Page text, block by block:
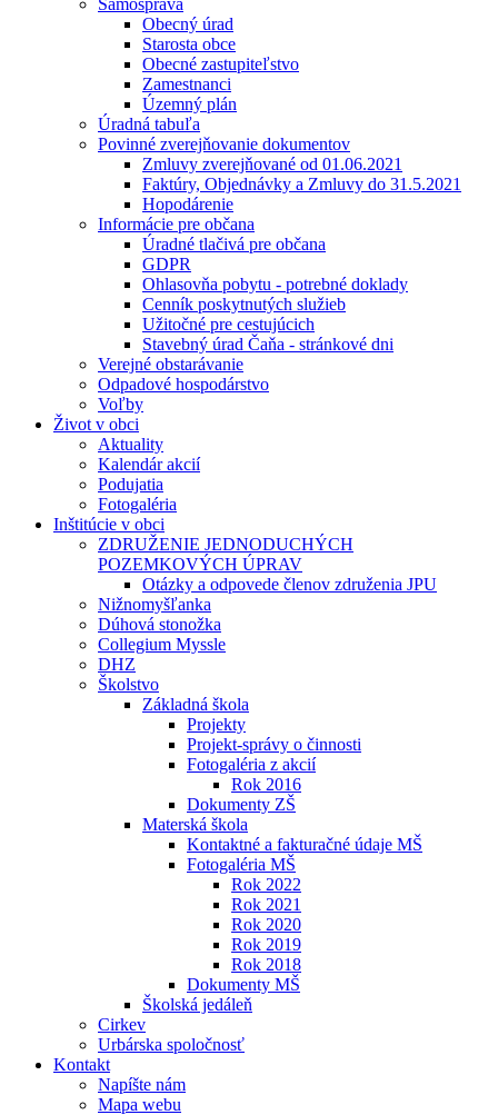
Samospráva
Obecný úrad
Starosta obce
Obecné zastupiteľstvo
Zamestnanci
Územný plán
Úradná tabuľa
Povinné zverejňovanie dokumentov
Zmluvy zverejňované od 01.06.2021
Faktúry, Objednávky a Zmluvy do 31.5.2021
Hopodárenie
Informácie pre občana
Úradné tlačivá pre občana
GDPR
Ohlasovňa pobytu - potrebné doklady
Cenník poskytnutých služieb
Užitočné pre cestujúcich
Stavebný úrad Čaňa - stránkové dni
Verejné obstarávanie
Odpadové hospodárstvo
Voľby
Život v obci
Aktuality
Kalendár akcií
Podujatia
Fotogaléria
Inštitúcie v obci
ZDRUŽENIE JEDNODUCHÝCH
POZEMKOVÝCH ÚPRAV
Otázky a odpovede členov združenia JPU
Nižnomyšľanka
Dúhová stonožka
Collegium Myssle
DHZ
Školstvo
Základná škola
Projekty
Projekt-správy o činnosti
Fotogaléria z akcií
Rok 2016
Dokumenty ZŠ
Materská škola
Kontaktné a fakturačné údaje MŠ
Fotogaléria MŠ
Rok 2022
Rok 2021
Rok 2020
Rok 2019
Rok 2018
Dokumenty MŠ
Školská jedáleň
Cirkev
Urbárska spoločnosť
Kontakt
Napíšte nám
Mapa webu